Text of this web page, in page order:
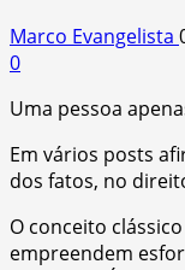
Marco Evangelista
0
Uma pessoa
Em vários posts
dos fatos, no
O conceito
empreendem